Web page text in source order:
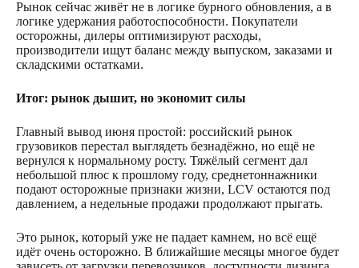
Рынок сейчас живёт не в логике бурного обновления, а в
логике удержания работоспособности. Покупатели
осторожны, дилеры оптимизируют расходы,
производители ищут баланс между выпуском, заказами и
складскими остатками.
Итог: рынок дышит, но экономит силы
Главный вывод июня простой: российский рынок
грузовиков перестал выглядеть безнадёжно, но ещё не
вернулся к нормальному росту. Тяжёлый сегмент дал
небольшой плюс к прошлому году, среднетоннажники
подают осторожные признаки жизни, LCV остаются под
давлением, а недельные продажи продолжают прыгать.
Это рынок, который уже не падает камнем, но всё ещё
идёт очень осторожно. В ближайшие месяцы многое будет